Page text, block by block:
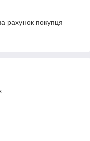
рахунок покупця